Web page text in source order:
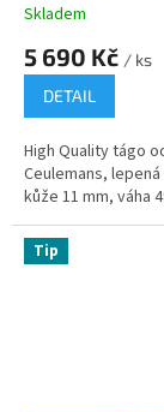
Skladem
5 690 Kč / ks
DETAIL
High Quality tágo
Ceulemans,
kůže 11 mm, váha
Tip